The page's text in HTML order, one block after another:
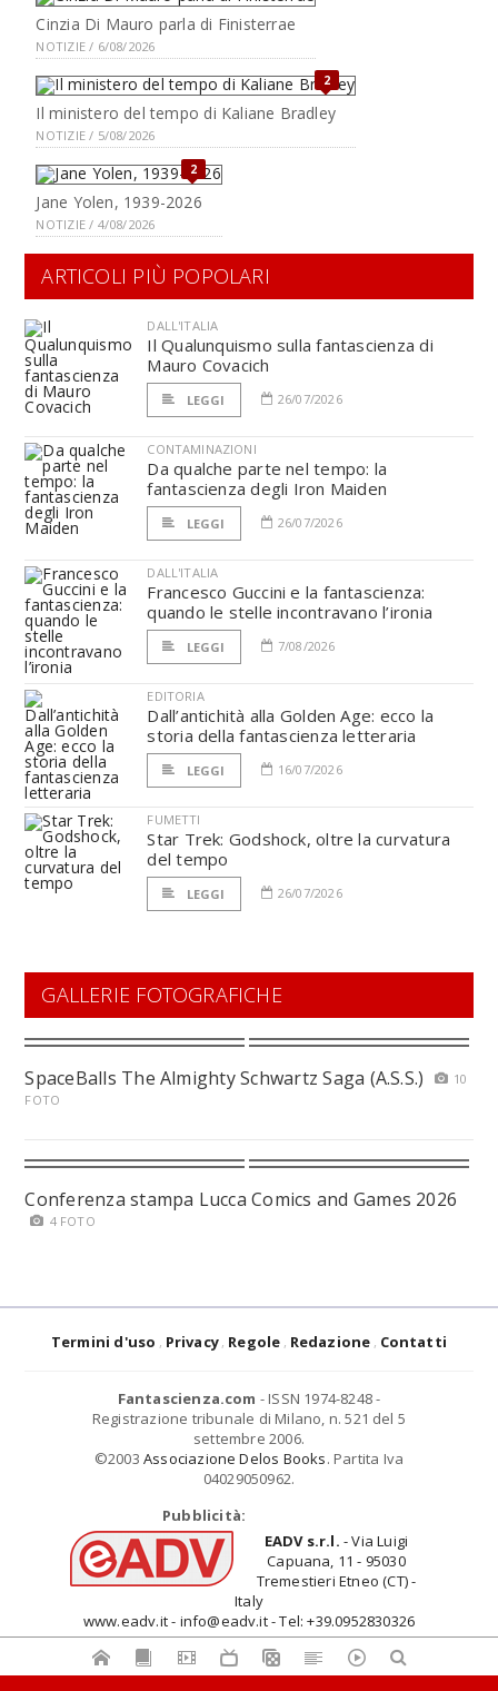
Cinzia Di Mauro parla di Finisterrae
NOTIZIE / 6/08/2026
2
Il ministero del tempo di Kaliane Bradley
NOTIZIE / 5/08/2026
2
Jane Yolen, 1939-2026
NOTIZIE / 4/08/2026
ARTICOLI PIÙ POPOLARI
DALL'ITALIA
Il Qualunquismo sulla fantascienza di
Mauro Covacich
LEGGI 26/07/2026
CONTAMINAZIONI
Da qualche parte nel tempo: la
fantascienza degli Iron Maiden
LEGGI 26/07/2026
DALL'ITALIA
Francesco Guccini e la fantascienza:
quando le stelle incontravano l’ironia
LEGGI 7/08/2026
EDITORIA
Dall’antichità alla Golden Age: ecco la
storia della fantascienza letteraria
LEGGI 16/07/2026
FUMETTI
Star Trek: Godshock, oltre la curvatura
del tempo
LEGGI 26/07/2026
GALLERIE FOTOGRAFICHE
SpaceBalls The Almighty Schwartz Saga (A.S.S.)
10
FOTO
Conferenza stampa Lucca Comics and Games 2026
4 FOTO
Termini d'uso Privacy Regole Redazione Contatti
Fantascienza.com - ISSN 1974-8248 -
Registrazione tribunale di Milano, n. 521 del 5
settembre 2006.
©2003 Associazione Delos Books. Partita Iva
04029050962.
Pubblicità:
EADV s.r.l. - Via Luigi
Capuana, 11 - 95030
Tremestieri Etneo (CT) -
Italy
www.eadv.it - info@eadv.it - Tel: +39.0952830326